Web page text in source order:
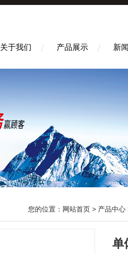
关于我们 产品展示 新
您的位置： 网站首页 > 产品中心
单